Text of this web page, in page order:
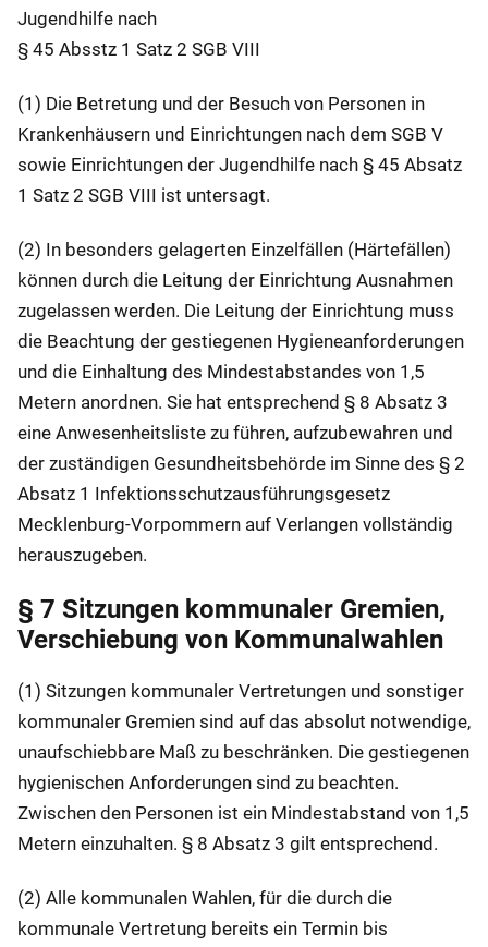
Jugendhilfe nach
§ 45 Absstz 1 Satz 2 SGB VIII
(1) Die Betretung und der Besuch von Personen in
Krankenhäusern und Einrichtungen nach dem SGB V
sowie Einrichtungen der Jugendhilfe nach § 45 Absatz
1 Satz 2 SGB VIII ist untersagt.
(2) In besonders gelagerten Einzelfällen (Härtefällen)
können durch die Leitung der Einrichtung Ausnahmen
zugelassen werden. Die Leitung der Einrichtung muss
die Beachtung der gestiegenen Hygieneanforderungen
und die Einhaltung des Mindestabstandes von 1,5
Metern anordnen. Sie hat entsprechend § 8 Absatz 3
eine Anwesenheitsliste zu führen, aufzubewahren und
der zuständigen Gesundheitsbehörde im Sinne des § 2
Absatz 1 Infektionsschutzausführungsgesetz
Mecklenburg-Vorpommern auf Verlangen vollständig
herauszugeben.
§ 7 Sitzungen kommunaler Gremien,
Verschiebung von Kommunalwahlen
(1) Sitzungen kommunaler Vertretungen und sonstiger
kommunaler Gremien sind auf das absolut notwendige,
unaufschiebbare Maß zu beschränken. Die gestiegenen
hygienischen Anforderungen sind zu beachten.
Zwischen den Personen ist ein Mindestabstand von 1,5
Metern einzuhalten. § 8 Absatz 3 gilt entsprechend.
(2) Alle kommunalen Wahlen, für die durch die
kommunale Vertretung bereits ein Termin bis